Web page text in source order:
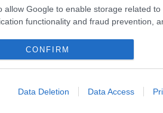
allow Google to enable storage related to
functionality and fraud prevention,
CONFIRM
Data Deletion Data Access